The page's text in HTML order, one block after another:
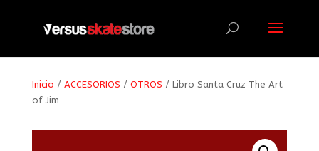
Inicio / ACCESORIOS / OTROS / Libro Santa Cruz The Art
of Jim